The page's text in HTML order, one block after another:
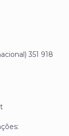
351 918